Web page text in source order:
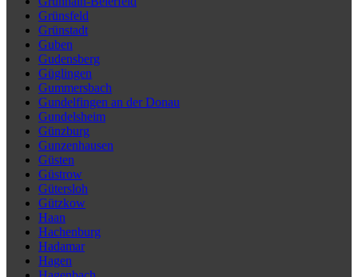
Grünsfeld
Grünstadt
Guben
Gudensberg
Güglingen
Gummersbach
Gundelfingen an der Donau
Gundelsheim
Günzburg
Gunzenhausen
Güsten
Güstrow
Gütersloh
Gützkow
Haan
Hachenburg
Hadamar
Hagen